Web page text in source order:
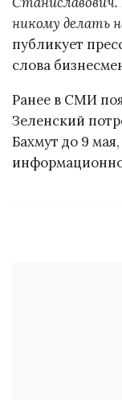
никому делать
публикует
слова
Ранее в СМИ
Зеленский
Бахмут до 9